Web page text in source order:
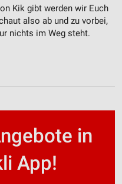
Kik gibt werden wir Euch
also ab und zu vorbei,
nichts im Weg steht.
in
App!